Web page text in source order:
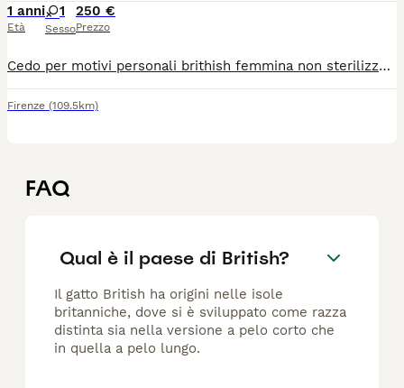
1 anni
Età
1
Sesso
250 €
Prezzo
Cedo per motivi personali brithish femmina non sterilizzata solo per persone amanti dei gatti ... .
Firenze (109.5km)
FAQ
Qual è il paese di British?
Il gatto British ha origini nelle isole
britanniche, dove si è sviluppato come razza
distinta sia nella versione a pelo corto che
in quella a pelo lungo.